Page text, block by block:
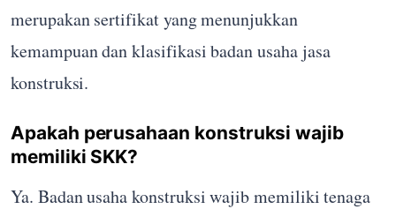
merupakan sertifikat yang menunjukkan
kemampuan dan klasifikasi badan usaha jasa
konstruksi.
Apakah perusahaan konstruksi wajib
memiliki SKK?
Ya. Badan usaha konstruksi wajib memiliki tenaga